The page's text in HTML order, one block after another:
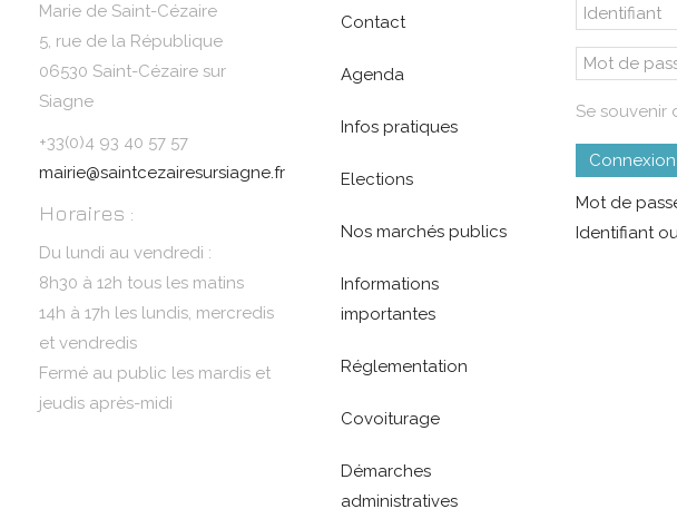
Marie de Saint-Cézaire
5, rue de la République
06530 Saint-Cézaire sur
Siagne
+33(0)4 93 40 57 57
mairie@saintcezairesursiagne.fr
Horaires :
Du lundi au vendredi :
8h30 à 12h tous les matins
14h à 17h les lundis, mercredis
et vendredis
Fermé au public les mardis et
jeudis après-midi
Contact
Agenda
Infos pratiques
Elections
Nos marchés publics
Informations
importantes
Réglementation
Covoiturage
Démarches
administratives
Se souvenir
Connexion
Mot de
Identifiant